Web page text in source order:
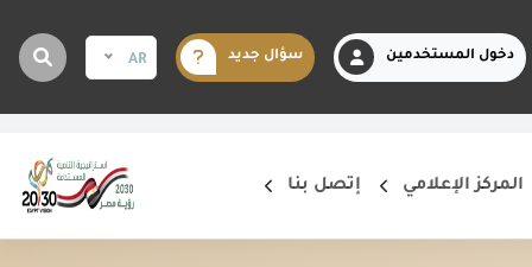
دخول المستخدمين سؤال جديد AR
المركز الإعلامي إتصل بنا